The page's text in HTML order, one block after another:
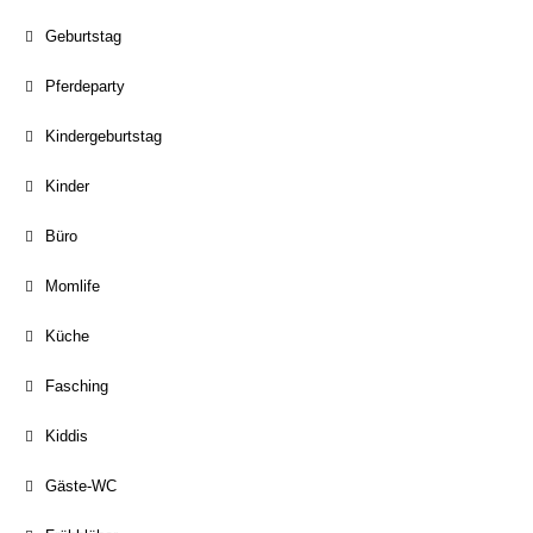
Geburtstag
Pferdeparty
Kindergeburtstag
Kinder
Büro
Momlife
Küche
Fasching
Kiddis
Gäste-WC